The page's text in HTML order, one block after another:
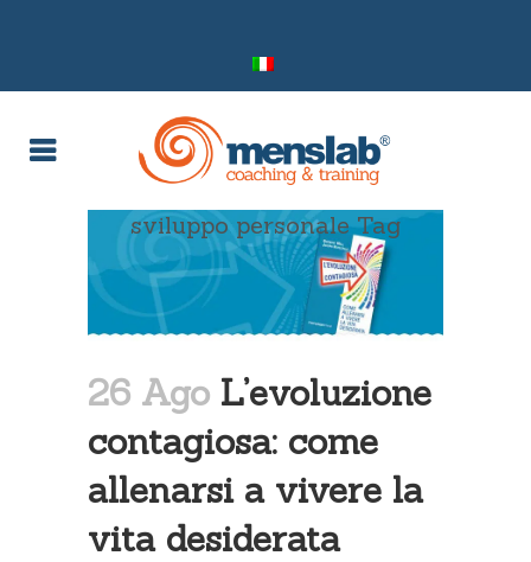
sviluppo personale Tag
26 Ago L’evoluzione
contagiosa: come
allenarsi a vivere la
vita desiderata